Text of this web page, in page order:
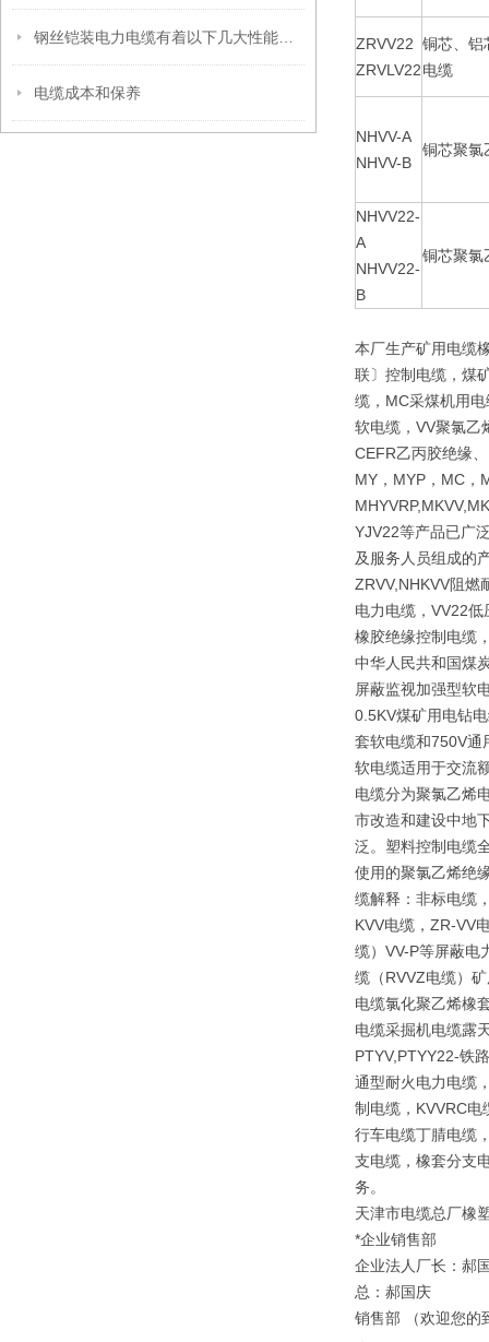
电缆成本和保养
ZRVV22
ZRVLV22
铜芯、铝
电缆
NHVV-A
NHVV-B
铜芯聚氯
NHVV22-
A
NHVV22-
B
铜芯聚氯
本厂生产矿用电缆
联〕控制电缆，煤
缆，MC采煤机用
软电缆，VV聚氯乙
CEFR乙丙胶绝缘
MY，MYP，MC，
YJV22等产品已广
及服务人员组成的
ZRVV,NHKVV阻燃
电力电缆，VV22
橡胶绝缘控制电缆
中华人民共和国煤
屏蔽监视加强型软
0.5KV煤矿用电钻
套软电缆和750V通
软电缆适用于交流
电缆分为聚氯乙烯
市改造和建设中地
泛。塑料控制电缆
使用的聚氯乙烯绝
缆解释：非标电缆
KVV电缆，ZR-VV
缆）VV-P等屏蔽电
缆（RVVZ电缆）
电缆氯化聚乙烯橡
电缆采掘机电缆露
PTYV,PTYY22-铁
通型耐火电力电缆
制电缆，KVVRC
行车电缆丁腈电缆
支电缆，橡套分支
务。
天津市电缆总厂橡
*企业销售部
企业法人厂长：郝
总：郝国庆
销售部 （欢迎您的